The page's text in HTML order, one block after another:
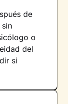
de
o
del
si